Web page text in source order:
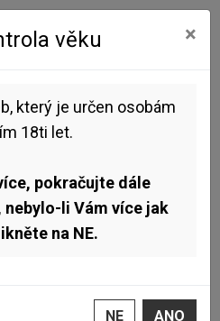
věku ×
který je určen osobám
18ti let.
pokračujte dále
nebylo-li Vám více jak
na NE.
NE ANO